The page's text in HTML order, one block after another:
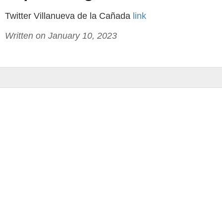
Twitter Villanueva de la Cañada link
Written on January 10, 2023